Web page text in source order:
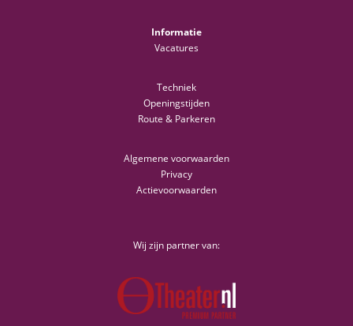
Informatie
Vacatures
Techniek
Openingstijden
Route & Parkeren
Algemene voorwaarden
Privacy
Actievoorwaarden
Wij zijn partner van: